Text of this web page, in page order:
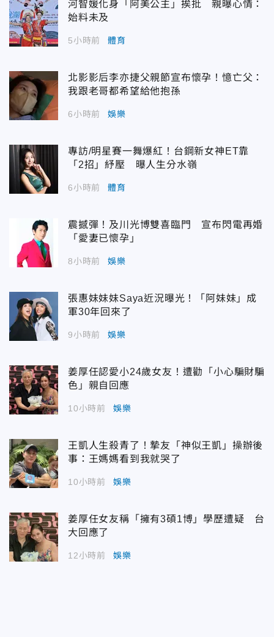
河智媛化身「阿美公主」挨批 親曝心情：
始料未及
5小時前 體育
北影影后李亦捷父親節宣布懷孕！憶亡父：
我跟老哥都希望給他抱孫
6小時前 娛樂
專訪/明星賽一舞爆紅！台鋼新女神ET靠
「2招」紓壓 曝人生分水嶺
6小時前 體育
震撼彈！及川光博雙喜臨門 宣布閃電再婚
「愛妻已懷孕」
8小時前 娛樂
張惠妹妹妹Saya近況曝光！「阿妹妹」成
軍30年回來了
9小時前 娛樂
姜厚任認愛小24歲女友！遭勸「小心騙財騙
色」親自回應
10小時前 娛樂
王凱人生殺青了！摯友「神似王凱」操辦後
事：王媽媽看到我就哭了
10小時前 娛樂
姜厚任女友稱「擁有3碩1博」學歷遭疑 台
大回應了
12小時前 娛樂